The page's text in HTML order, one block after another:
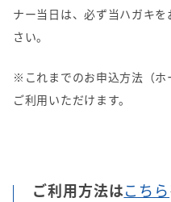
ナー当日は、必ず当ハガキ
さい。
※これまでのお申込方法（ホ
ご利用いただけます。
ご利用方法はこちら